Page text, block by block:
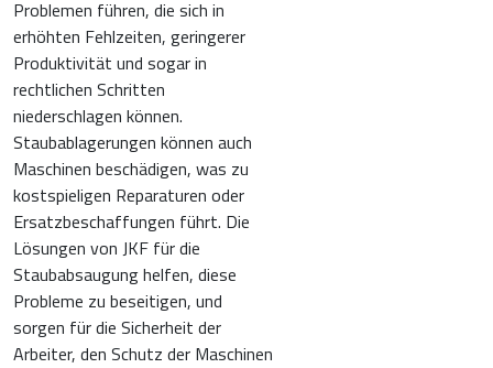
Problemen führen, die sich in
erhöhten Fehlzeiten, geringerer
Produktivität und sogar in
rechtlichen Schritten
niederschlagen können.
Staubablagerungen können auch
Maschinen beschädigen, was zu
kostspieligen Reparaturen oder
Ersatzbeschaffungen führt. Die
Lösungen von JKF für die
Staubabsaugung helfen, diese
Probleme zu beseitigen, und
sorgen für die Sicherheit der
Arbeiter, den Schutz der Maschinen